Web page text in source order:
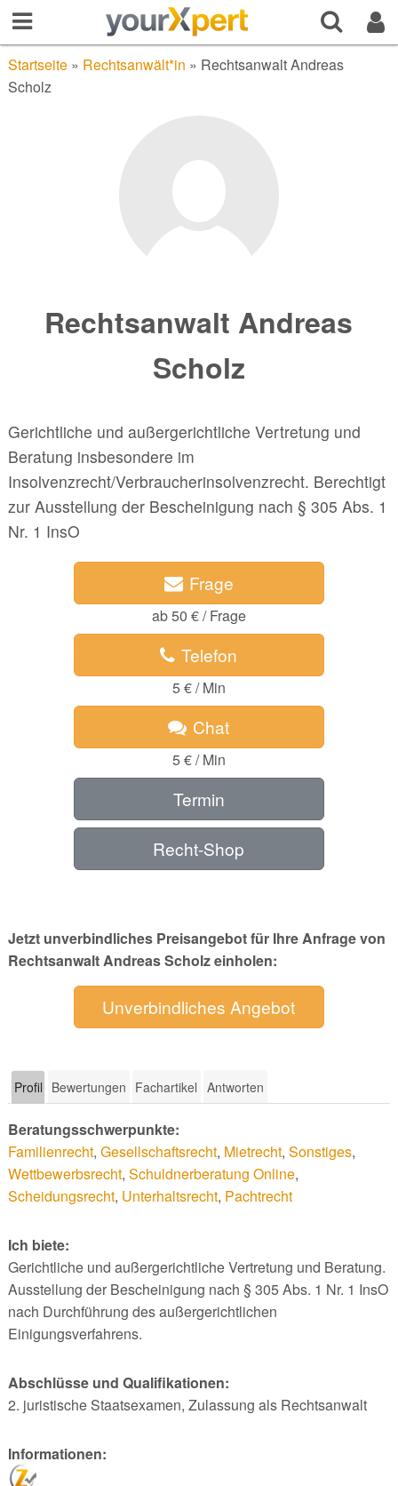
Startseite» Rechtsanwält*in » Rechtsanwalt Andreas
Scholz
Rechtsanwalt Andreas
Scholz
Gerichtliche und außergerichtliche Vertretung und
Beratung insbesondere im
Insolvenzrecht/Verbraucherinsolvenzrecht. Berechtigt
zur Ausstellung der Bescheinigung nach § 305 Abs. 1
Nr. 1 InsO
Frage
ab 50 € / Frage
Telefon
5 € / Min
Chat
5 € / Min
Termin
Recht-Shop
Jetzt unverbindliches Preisangebot für Ihre Anfrage von
Rechtsanwalt Andreas Scholz einholen:
Unverbindliches Angebot
Profil Bewertungen Fachartikel Antworten
Beratungsschwerpunkte:
Familienrecht, Gesellschaftsrecht, Mietrecht, Sonstiges,
Wettbewerbsrecht, Schuldnerberatung Online,
Scheidungsrecht, Unterhaltsrecht, Pachtrecht
Ich biete:
Gerichtliche und außergerichtliche Vertretung und Beratung.
Ausstellung der Bescheinigung nach § 305 Abs. 1 Nr. 1 InsO
nach Durchführung des außergerichtlichen
Einigungsverfahrens.
Abschlüsse und Qualifikationen:
2. juristische Staatsexamen, Zulassung als Rechtsanwalt
Informationen: